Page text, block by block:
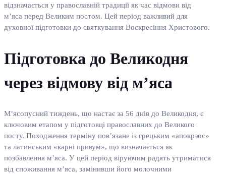
відзначається у православній традиції як час відмови від
м’яса перед Великим постом. Цей період важливий для
духовної підготовки до святкування Воскресіння Христового.
Підготовка до Великодня
через відмову від м’яса
М’ясопусний тиждень, що настає за 56 днів до Великодня, є
ключовим етапом у підготовці православних до Великого
посту. Походження терміну пов’язане із грецьким «апокрэос»
та латинським «карні привум», що визначається як
позбавлення м’яса. У цей період віруючим радять утриматися
від споживання м’яса, замінивши його молочними